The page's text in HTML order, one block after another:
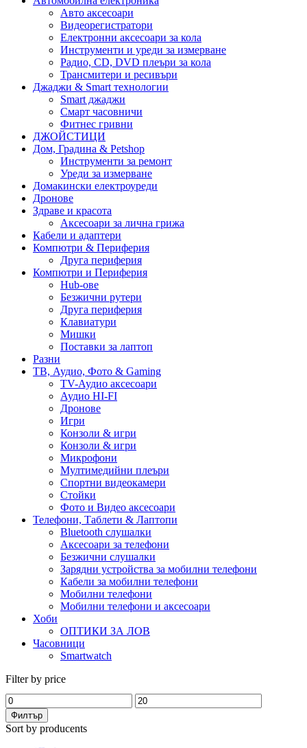
Авто аксесоари
Видеорегистратори
Електронни аксесоари за кола
Инструменти и уреди за измерване
Радио, CD, DVD плеъри за кола
Трансмитери и ресивъри
Джаджи & Smart технологии
Smart джаджи
Смарт часовничи
Фитнес гривни
ДЖОЙСТИЦИ
Дом, Градина & Petshop
Инструменти за ремонт
Уреди за измерване
Домакински електроуреди
Дронове
Здраве и красота
Аксесоари за лична грижа
Кабели и адаптери
Компютри & Периферия
Друга периферия
Компютри и Периферия
Hub-ове
Безжични рутери
Друга периферия
Клавиатури
Мишки
Поставки за лаптоп
Разни
ТВ, Аудио, Фото & Gaming
TV-Аудио аксесоари
Аудио HI-FI
Дронове
Игри
Конзоли & игри
Конзоли & игри
Микрофони
Мултимедийни плеъри
Спортни видеокамери
Стойки
Фото и Видео аксесоари
Телефони, Таблети & Лаптопи
Bluetooth слушалки
Аксесоари за телефони
Безжични слушалки
Зарядни устройства за мобилни телефони
Кабели за мобилни телефони
Мобилни телефони
Мобилни телефони и аксесоари
Хоби
ОПТИКИ ЗА ЛОВ
Часовници
Smartwatch
Filter by price
Филтър
Sort by producents